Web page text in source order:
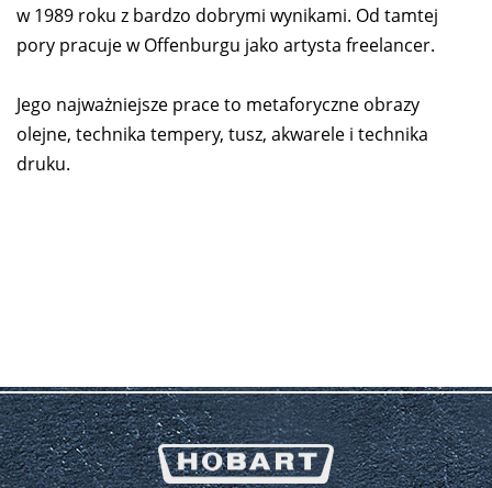
w 1989 roku z bardzo dobrymi wynikami. Od tamtej
pory pracuje w Offenburgu jako artysta freelancer.
Jego najważniejsze prace to metaforyczne obrazy
olejne, technika tempery, tusz, akwarele i technika
druku.